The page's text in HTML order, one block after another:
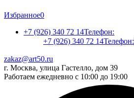
Избранное0
+7 (926) 340 72 14Телефон:
+7 (926) 340 72 14Телефон:
zakaz@art50.ru
г. Москва, улица Гастелло, дом 39
Работаем ежедневно с 10:00 до 19:00